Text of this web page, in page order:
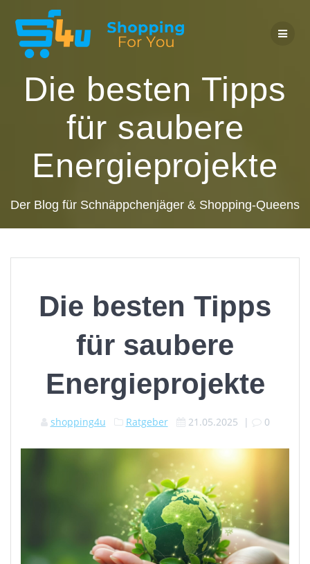
Inhalt
springen
Die besten Tipps
für saubere
Energieprojekte
Der Blog für Schnäppchenjäger & Shopping-Queens
Die besten Tipps
für saubere
Energieprojekte
shopping4u Ratgeber 21.05.2025 | 0